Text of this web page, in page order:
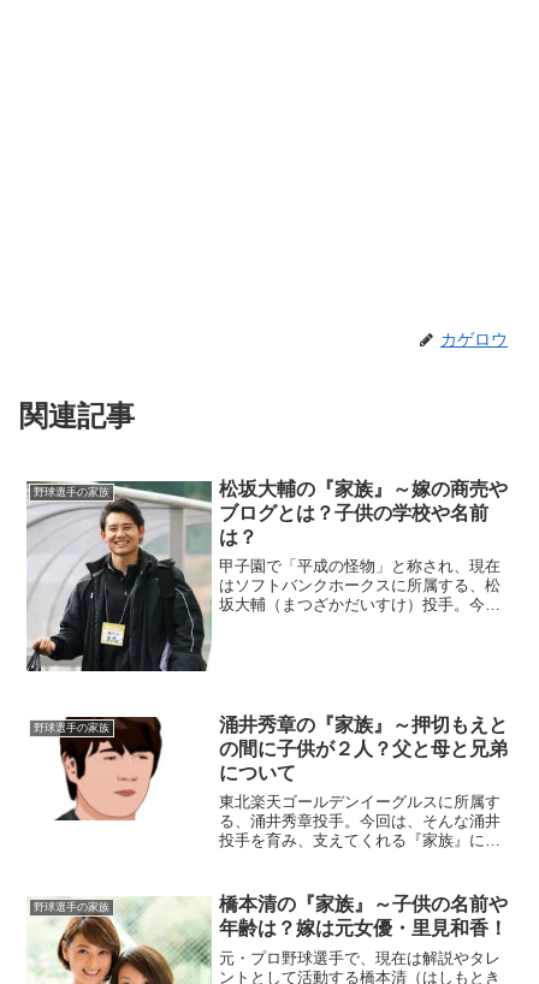
カゲロウ
関連記事
野球選手の家族
松坂大輔の『家族』～嫁の商売や
ブログとは？子供の学校や名前
は？
甲子園で「平成の怪物」と称され、現在
はソフトバンクホークスに所属する、松
坂大輔（まつざかだいすけ）投手。今回
野球選手の家族
涌井秀章の『家族』～押切もえと
の間に子供が２人？父と母と兄弟
について
東北楽天ゴールデンイーグルスに所属す
る、涌井秀章投手。今回は、そんな涌井
投手を育み、支えてくれる『家族』にス
あき）生年月日：1986年6月21日身長/体
重：185cm/...
野球選手の家族
橋本清の『家族』～子供の名前や
年齢は？嫁は元女優・里見和香！
元・プロ野球選手で、現在は解説やタレ
ントとして活動する橋本清（はしもとき